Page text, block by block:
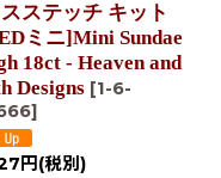
ステッチ キット
ミニ]Mini Sundae
18ct - Heaven and
Designs [1-6-
]
円 (税別)